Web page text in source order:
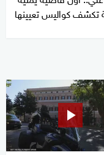
تكشف كواليس تعيينها